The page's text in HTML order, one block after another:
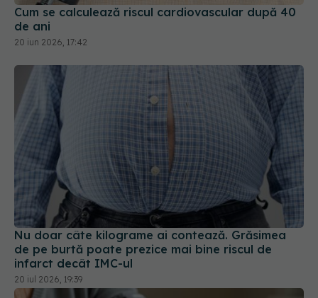
Nu doar câte kilograme ai contează. Grăsimea
de pe burtă poate prezice mai bine riscul de
infarct decât IMC-ul
20 iul 2026, 19:39